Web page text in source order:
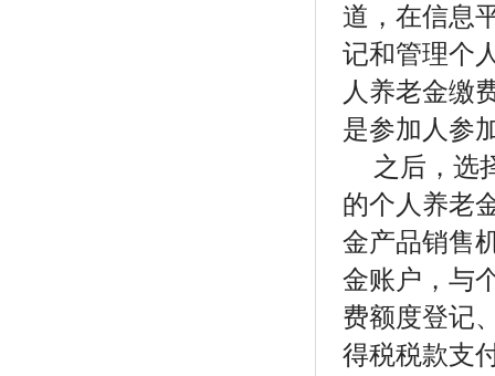
道，在信息
记和管理个
人养老金缴
是参加人参
之后，选
的个人养老
金产品销售
金账户，与
费额度登记
得税税款支